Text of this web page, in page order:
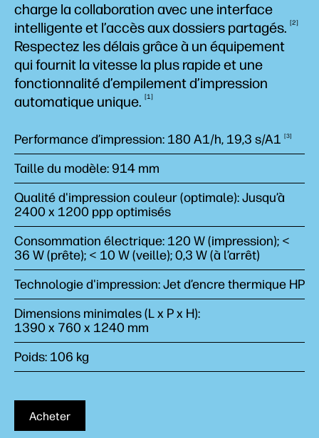
charge la collaboration avec une interface
intelligente et l’accès aux dossiers partagés. 2
Respectez les délais grâce à un équipement
qui fournit la vitesse la plus rapide et une
fonctionnalité d’empilement d’impression
automatique unique. 1
Performance d’impression: 180 A1/h, 19,3 s/A1 3
Taille du modèle: 914 mm
Qualité d'impression couleur (optimale): Jusqu’à
2400 x 1200 ppp optimisés
Consommation électrique: 120 W (impression); <
36 W (prête); < 10 W (veille); 0,3 W (à l’arrêt)
Technologie d'impression: Jet d’encre thermique HP
Dimensions minimales (L x P x H):
1390 x 760 x 1240 mm
Poids: 106 kg
Acheter